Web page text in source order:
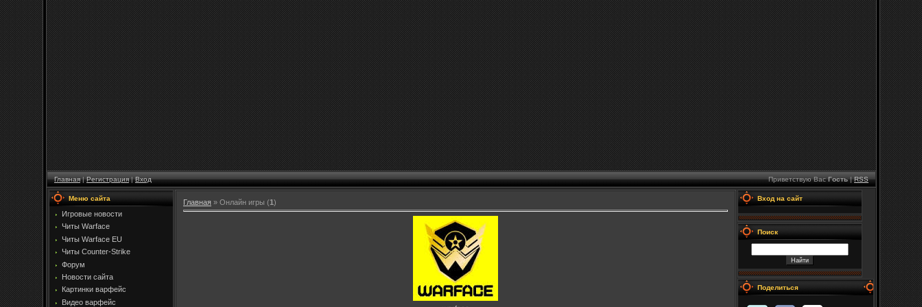
Главная|Регистрация|Вход Приветствую Вас Гость|RSS
Меню сайта
Игровые новости
Читы Warface
Читы Warface EU
Читы Counter-Strike
Форум
Новости сайта
Картинки варфейс
Видео варфейс
Главная » Онлайн игры (1) Вход на сайт
Поиск
Поделиться